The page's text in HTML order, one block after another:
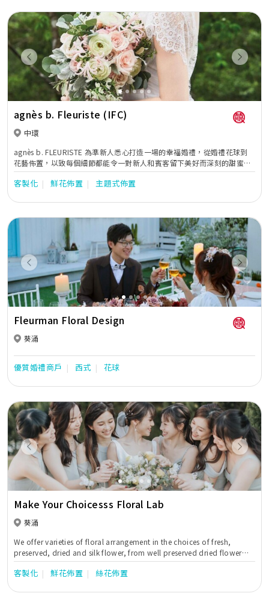
Previous Next
agnès b. Fleuriste (IFC)
中環
agnès b. FLEURISTE 為準新人悉心打造一場的幸福婚禮，從婚禮花球到
花藝佈置，以致每個細節都能令一對新人和賓客留下美好而深刻的甜蜜回
憶。不論新人主張簡約或是華麗的婚禮，花藝佈置有著魔法般的力量，能
把平平無奇的場地變成夢寐以求的婚禮。
客製化 鮮花佈置 主題式佈置
Previous Next
Fleurman Floral Design
葵涌
優質婚禮商戶 西式 花球
Previous Next
Make Your Choicesss Floral Lab
葵涌
We offer varieties of floral arrangement in the choices of fresh,
preserved, dried and silk flower, from well preserved dried flower
accessory, bouquet, centrepiece to arch to event decoration.
客製化 鮮花佈置 絲花佈置